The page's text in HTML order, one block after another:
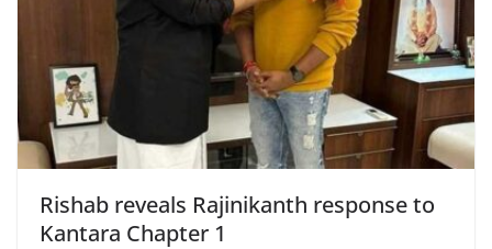
Rishab reveals Rajinikanth response to
Kantara Chapter 1